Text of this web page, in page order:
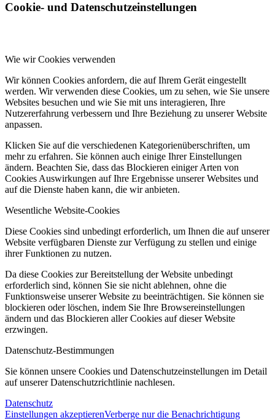
Cookie- und Datenschutzeinstellungen
Wie wir Cookies verwenden
Wir können Cookies anfordern, die auf Ihrem Gerät eingestellt
werden. Wir verwenden diese Cookies, um zu sehen, wie Sie unsere
Websites besuchen und wie Sie mit uns interagieren, Ihre
Nutzererfahrung verbessern und Ihre Beziehung zu unserer Website
anpassen.
Klicken Sie auf die verschiedenen Kategorienüberschriften, um
mehr zu erfahren. Sie können auch einige Ihrer Einstellungen
ändern. Beachten Sie, dass das Blockieren einiger Arten von
Cookies Auswirkungen auf Ihre Ergebnisse unserer Websites und
auf die Dienste haben kann, die wir anbieten.
Wesentliche Website-Cookies
Diese Cookies sind unbedingt erforderlich, um Ihnen die auf unserer
Website verfügbaren Dienste zur Verfügung zu stellen und einige
ihrer Funktionen zu nutzen.
Da diese Cookies zur Bereitstellung der Website unbedingt
erforderlich sind, können Sie sie nicht ablehnen, ohne die
Funktionsweise unserer Website zu beeinträchtigen. Sie können sie
blockieren oder löschen, indem Sie Ihre Browsereinstellungen
ändern und das Blockieren aller Cookies auf dieser Website
erzwingen.
Datenschutz-Bestimmungen
Sie können unsere Cookies und Datenschutzeinstellungen im Detail
auf unserer Datenschutzrichtlinie nachlesen.
Datenschutz
Einstellungen akzeptierenVerberge nur die Benachrichtigung